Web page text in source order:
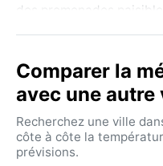
des promenades
porte d’entrée vers
La géographie ici est un
côte et l’arrière-pays
caractère à la fois
Le climat de Zawiya est
Comparer la
avec une autre
Recherchez une ville
côte à côte la
prévisions.